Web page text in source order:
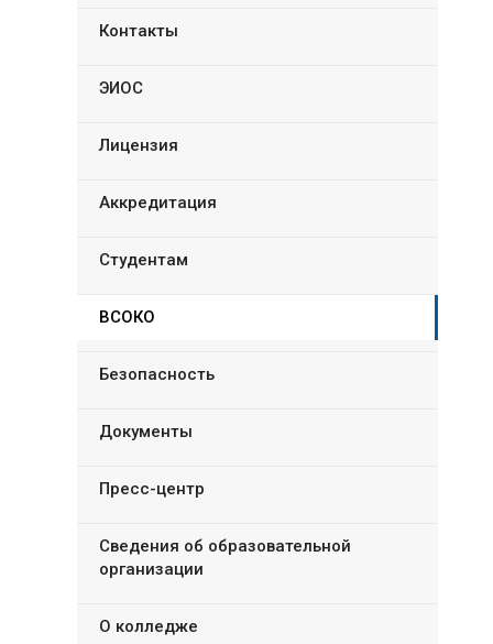
Контакты
ЭИОС
Лицензия
Аккредитация
Студентам
ВСОКО
Безопасность
Документы
Пресс-центр
Сведения об образовательной
организации
О колледже